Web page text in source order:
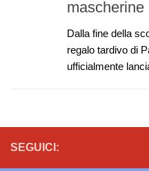
Dalla fine della
regalo tardivo di
ufficialmente
SEGUICI: